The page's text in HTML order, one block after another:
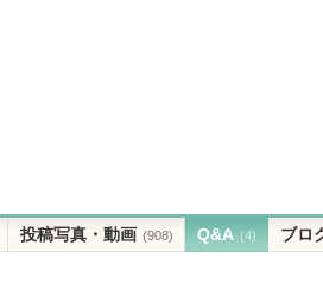
投稿写真・動画 (908) Q&A (4) ブロ